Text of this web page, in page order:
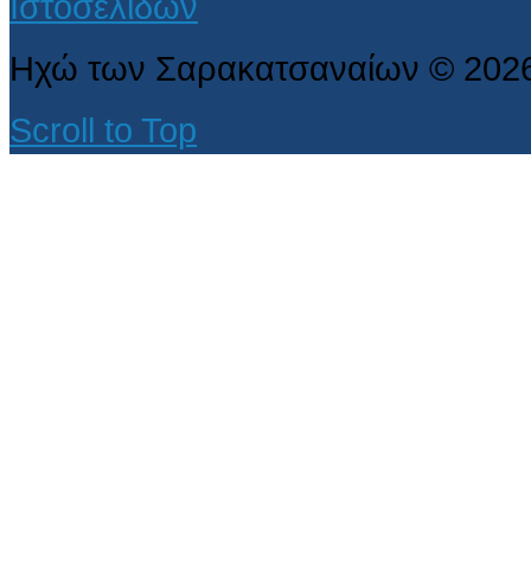
Ηχώ των Σαρακατσαναίων ©
Scroll to Top